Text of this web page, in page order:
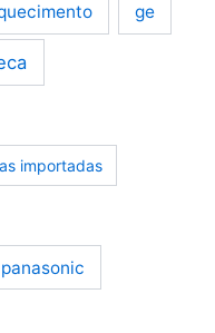
ge
importadas
panasonic